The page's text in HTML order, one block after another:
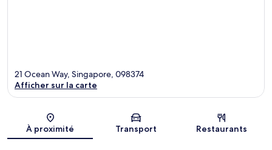
Carte
21 Ocean Way, Singapore, 098374
Afficher sur la carte
À proximité Transport Restaurants